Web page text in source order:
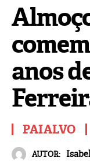
anos
PAIALVO
AUTOR: